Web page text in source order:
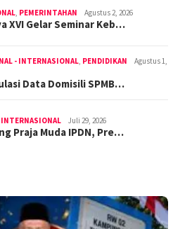
, PEMERINTAHAN Agustus 2, 2026
XVI Gelar Seminar Keb…
- INTERNASIONAL, PENDIDIKAN
Agustus 1,
Data Domisili SPMB…
Juli 29, 2026
Praja Muda IPDN, Pre…